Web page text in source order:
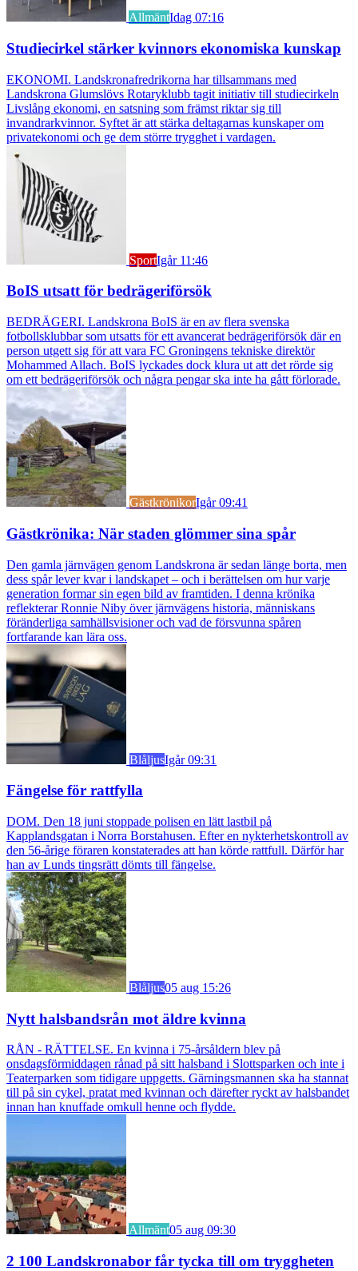
AllmäntIdag 07:16
Studiecirkel stärker kvinnors ekonomiska kunskap
EKONOMI. Landskronafredrikorna har tillsammans med
Landskrona Glumslövs Rotaryklubb tagit initiativ till studiecirkeln
Livslång ekonomi, en satsning som främst riktar sig till
invandrarkvinnor. Syftet är att stärka deltagarnas kunskaper om
privatekonomi och ge dem större trygghet i vardagen.
SportIgår 11:46
BoIS utsatt för bedrägeriförsök
BEDRÄGERI. Landskrona BoIS är en av flera svenska
fotbollsklubbar som utsatts för ett avancerat bedrägeriförsök där en
person utgett sig för att vara FC Groningens tekniske direktör
Mohammed Allach. BoIS lyckades dock klura ut att det rörde sig
om ett bedrägeriförsök och några pengar ska inte ha gått förlorade.
GästkrönikorIgår 09:41
Gästkrönika: När staden glömmer sina spår
Den gamla järnvägen genom Landskrona är sedan länge borta, men
dess spår lever kvar i landskapet – och i berättelsen om hur varje
generation formar sin egen bild av framtiden. I denna krönika
reflekterar Ronnie Niby över järnvägens historia, människans
föränderliga samhällsvisioner och vad de försvunna spåren
fortfarande kan lära oss.
BlåljusIgår 09:31
Fängelse för rattfylla
DOM. Den 18 juni stoppade polisen en lätt lastbil på
Kapplandsgatan i Norra Borstahusen. Efter en nykterhetskontroll av
den 56-årige föraren konstaterades att han körde rattfull. Därför har
han av Lunds tingsrätt dömts till fängelse.
Blåljus05 aug 15:26
Nytt halsbandsrån mot äldre kvinna
RÅN - RÄTTELSE. En kvinna i 75-årsåldern blev på
onsdagsförmiddagen rånad på sitt halsband i Slottsparken och inte i
Teaterparken som tidigare uppgetts. Gärningsmannen ska ha stannat
till på sin cykel, pratat med kvinnan och därefter ryckt av halsbandet
innan han knuffade omkull henne och flydde.
Allmänt05 aug 09:30
2 100 Landskronabor får tycka till om tryggheten